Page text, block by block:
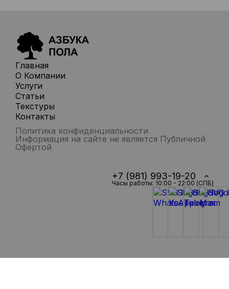
Главная
О Компании
Услуги
Статьи
Текстуры
Контакты
Политика конфиденциальности
Информация на сайте не является Публичной
Офертой
+7 (981) 993-19-20
Часы работы: 10:00 - 22:00 (СПБ)